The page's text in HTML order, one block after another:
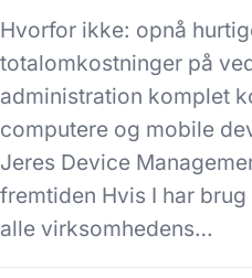
Hvorfor ikke: opnå
totalomkostninger på
administration komplet
computere og mobile
Jeres Device
fremtiden Hvis I har
alle virksomhedens…